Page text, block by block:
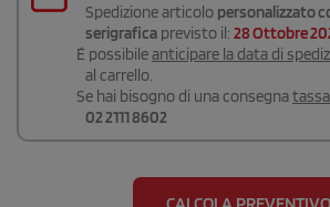
Spedizione articolo personalizzato
serigrafica previsto il: 28 Ottobre
É possibileanticipare la data di
al carrello.
Se hai bisogno di una consegna
02 2111 8602
CALCOLA PREVENTIVO